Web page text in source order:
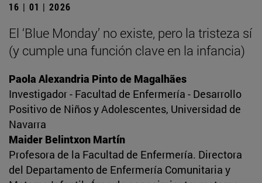
16 | 01 | 2026
El ‘Blue Monday’ no existe, pero la tristeza sí
(y cumple una función clave en la infancia)
Paola Alexandria Pinto de Magalhães
Investigador - Facultad de Enfermería - Desarrollo
Positivo de Niños y Adolescentes, Universidad de
Navarra
Maider Belintxon Martín
Profesora de la Facultad de Enfermería. Directora
del Departamento de Enfermería Comunitaria y